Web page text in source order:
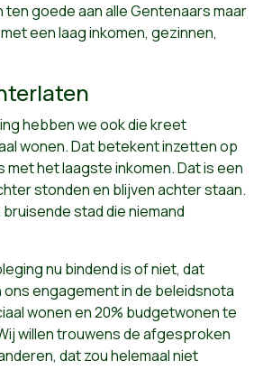
ten goede aan alle Gentenaars maar
een laag inkomen, gezinnen,
hebben we ook die kreet
wonen. Dat betekent inzetten op
met het laagste inkomen. Dat is een
stonden en blijven achter staan.
stad die niemand
nu bindend is of niet, dat
engagement in de beleidsnota
wonen en 20% budgetwonen te
willen trouwens de afgesproken
dat zou helemaal niet